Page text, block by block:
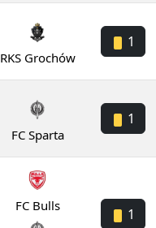
RKS Grochów
1
FC Sparta
1
FC Bulls 1